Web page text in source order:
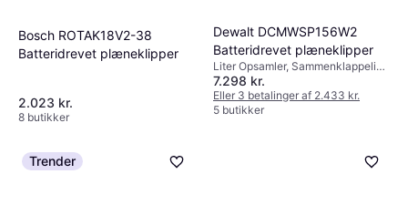
Bosch ROTAK18V2-38
Batteridrevet plæneklipper
2.023 kr.
8 butikker
Dewalt DCMWSP156W2
Batteridrevet plæneklipper
Liter Opsamler, Sammenklappeligt
håndtag
7.298 kr.
Eller 3 betalinger af 2.433 kr.
5 butikker
Trender